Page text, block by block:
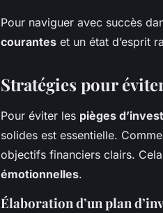
Pour naviguer avec succès
courantes et un état d’esprit
Stratégies pour
Pour éviter les pièges
solides est essentielle.
objectifs financiers clairs.
émotionnelles.
Élaboration d’un plan